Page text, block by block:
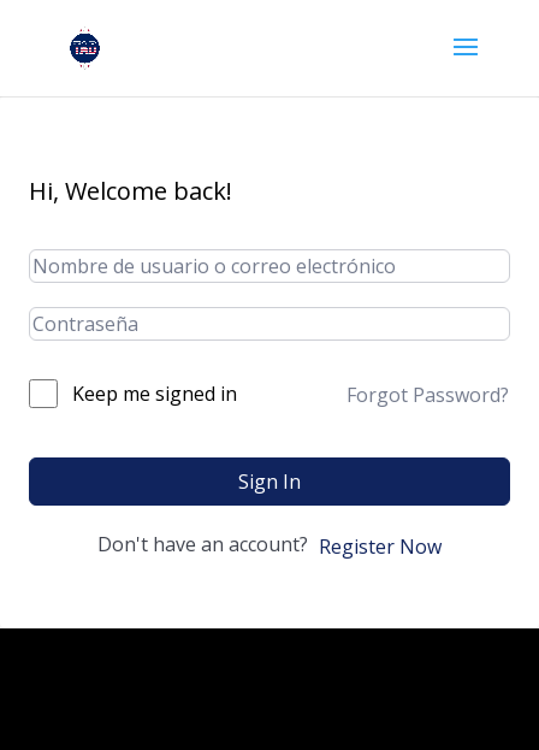
Hi, Welcome back!
Keep me signed in Forgot Password?
Sign In
Don't have an account? Register Now